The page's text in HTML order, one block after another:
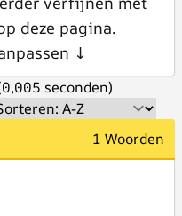
deze pagina.
↓
seconden)
1 Woorden